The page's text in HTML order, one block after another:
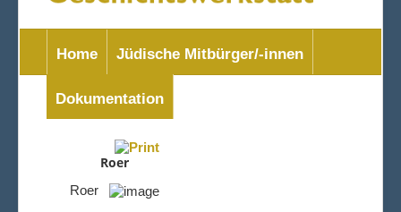
Home Jüdische Mitbürger/-innen
Dokumentation
Roer
Roer